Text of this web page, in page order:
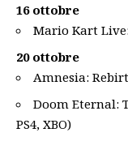
16 ottobre
Mario Kart
20 ottobre
Amnesia:
Doom Eternal:
PS4, XBO)